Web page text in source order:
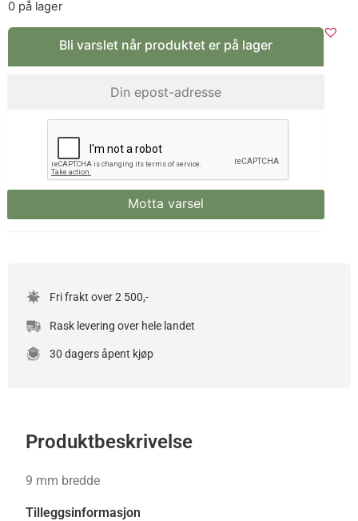
0 på lager
Bli varslet når produktet er på lager
Fri frakt over 2 500,-
Rask levering over hele landet
30 dagers åpent kjøp
Produktbeskrivelse
9 mm bredde
Tilleggsinformasjon